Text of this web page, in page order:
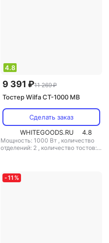
4.8
9 391 ₽11 269 ₽
Тостер Wilfa CT-1000 MB
Сделать заказ
WHITEGOODS.RU
4.8
Мощность: 1000 Вт , количество
отделений: 2 , количество тостов: 2
-11 %